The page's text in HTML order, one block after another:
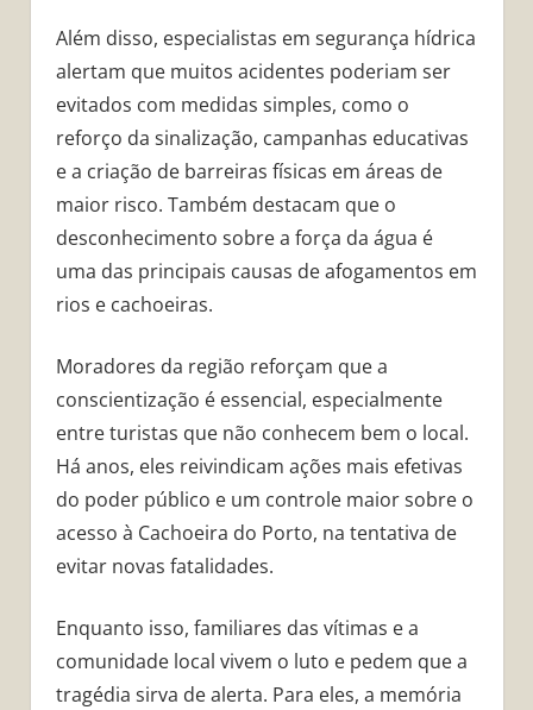
Além disso, especialistas em segurança hídrica
alertam que muitos acidentes poderiam ser
evitados com medidas simples, como o
reforço da sinalização, campanhas educativas
e a criação de barreiras físicas em áreas de
maior risco. Também destacam que o
desconhecimento sobre a força da água é
uma das principais causas de afogamentos em
rios e cachoeiras.
Moradores da região reforçam que a
conscientização é essencial, especialmente
entre turistas que não conhecem bem o local.
Há anos, eles reivindicam ações mais efetivas
do poder público e um controle maior sobre o
acesso à Cachoeira do Porto, na tentativa de
evitar novas fatalidades.
Enquanto isso, familiares das vítimas e a
comunidade local vivem o luto e pedem que a
tragédia sirva de alerta. Para eles, a memória